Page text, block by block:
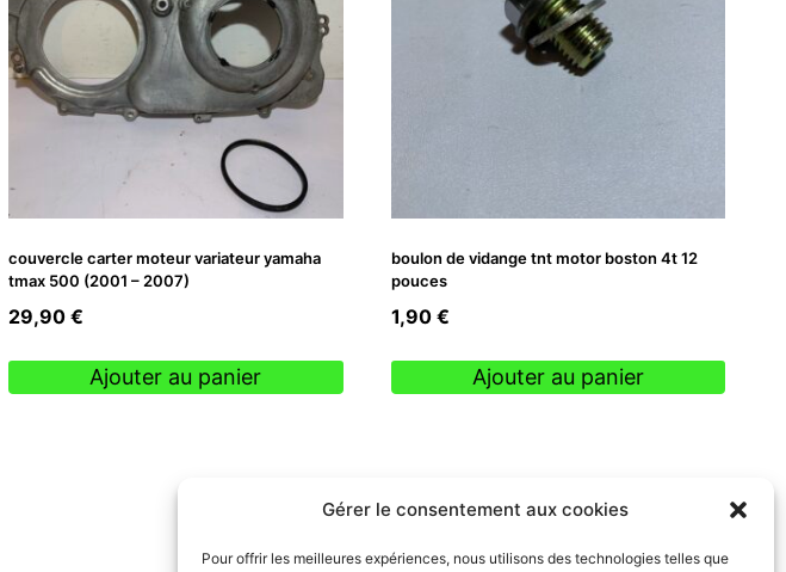
Gérer le consentement aux cookies
Pour offrir les meilleures expériences, nous utilisons des technologies telles que
couvercle carter moteur variateur yamaha
tmax 500 (2001 – 2007)
29,90 €
Ajouter au panier
boulon de vidange tnt motor boston 4t 12
pouces
1,90 €
Ajouter au panier